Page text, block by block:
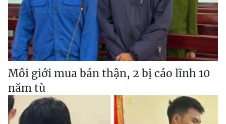
Môi giới mua bán thận, 2 bị cáo lĩnh 10
năm tù